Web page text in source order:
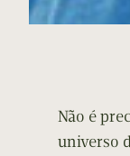
Não é
universo